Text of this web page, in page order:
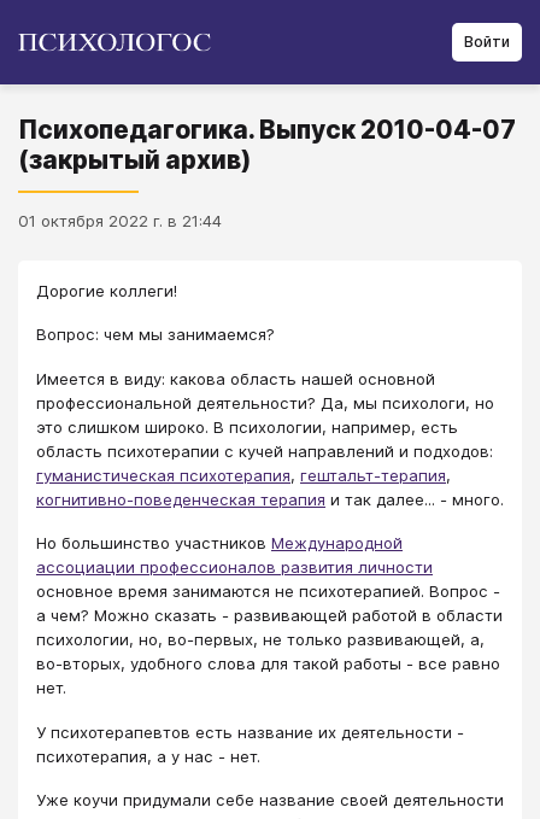
Войти
Психопедагогика. Выпуск 2010-04-07
(закрытый архив)
01 октября 2022 г. в 21:44
Дорогие коллеги!
Вопрос: чем мы занимаемся?
Имеется в виду: какова область нашей основной
профессиональной деятельности? Да, мы психологи, но
это слишком широко. В психологии, например, есть
область психотерапии с кучей направлений и подходов:
гуманистическая психотерапия, гештальт-терапия,
когнитивно-поведенческая терапия и так далее... - много.
Но большинство участников Международной
ассоциации профессионалов развития личности
основное время занимаются не психотерапией. Вопрос -
а чем? Можно сказать - развивающей работой в области
психологии, но, во-первых, не только развивающей, а,
во-вторых, удобного слова для такой работы - все равно
нет.
У психотерапевтов есть название их деятельности -
психотерапия, а у нас - нет.
Уже коучи придумали себе название своей деятельности